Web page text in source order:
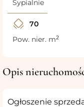
Sypialnie
70
Pow. nier. m2
Opis
Ogłoszenie